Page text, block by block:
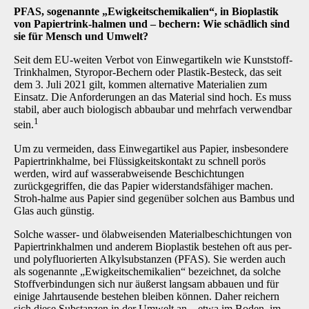
PFAS, sogenannte „Ewigkeitschemikalien“, in Bioplastik
von Papiertrink-halmen und – bechern: Wie schädlich sind
sie für Mensch und Umwelt?
Seit dem EU-weiten Verbot von Einwegartikeln wie Kunststoff-
Trinkhalmen, Styropor-Bechern oder Plastik-Besteck, das seit
dem 3. Juli 2021 gilt, kommen alternative Materialien zum
Einsatz. Die Anforderungen an das Material sind hoch. Es muss
stabil, aber auch biologisch abbaubar und mehrfach verwendbar
sein.1
Um zu vermeiden, dass Einwegartikel aus Papier, insbesondere
Papiertrinkhalme, bei Flüssigkeitskontakt zu schnell porös
werden, wird auf wasserabweisende Beschichtungen
zurückgegriffen, die das Papier widerstandsfähiger machen.
Stroh-halme aus Papier sind gegenüber solchen aus Bambus und
Glas auch günstig.
Solche wasser- und ölabweisenden Materialbeschichtungen von
Papiertrinkhalmen und anderem Bioplastik bestehen oft aus per-
und polyfluorierten Alkylsubstanzen (PFAS). Sie werden auch
als sogenannte „Ewigkeitschemikalien“ bezeichnet, da solche
Stoffverbindungen sich nur äußerst langsam abbauen und für
einige Jahrtausende bestehen bleiben können. Daher reichern